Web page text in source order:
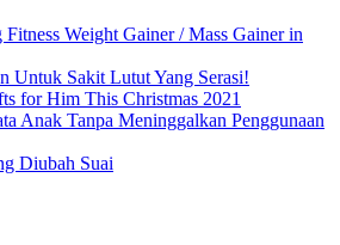
Weight Gainer / Mass Gainer in
Untuk Sakit Lutut Yang Serasi!
for Him This Christmas 2021
Anak Tanpa Meninggalkan Penggunaan
Diubah Suai